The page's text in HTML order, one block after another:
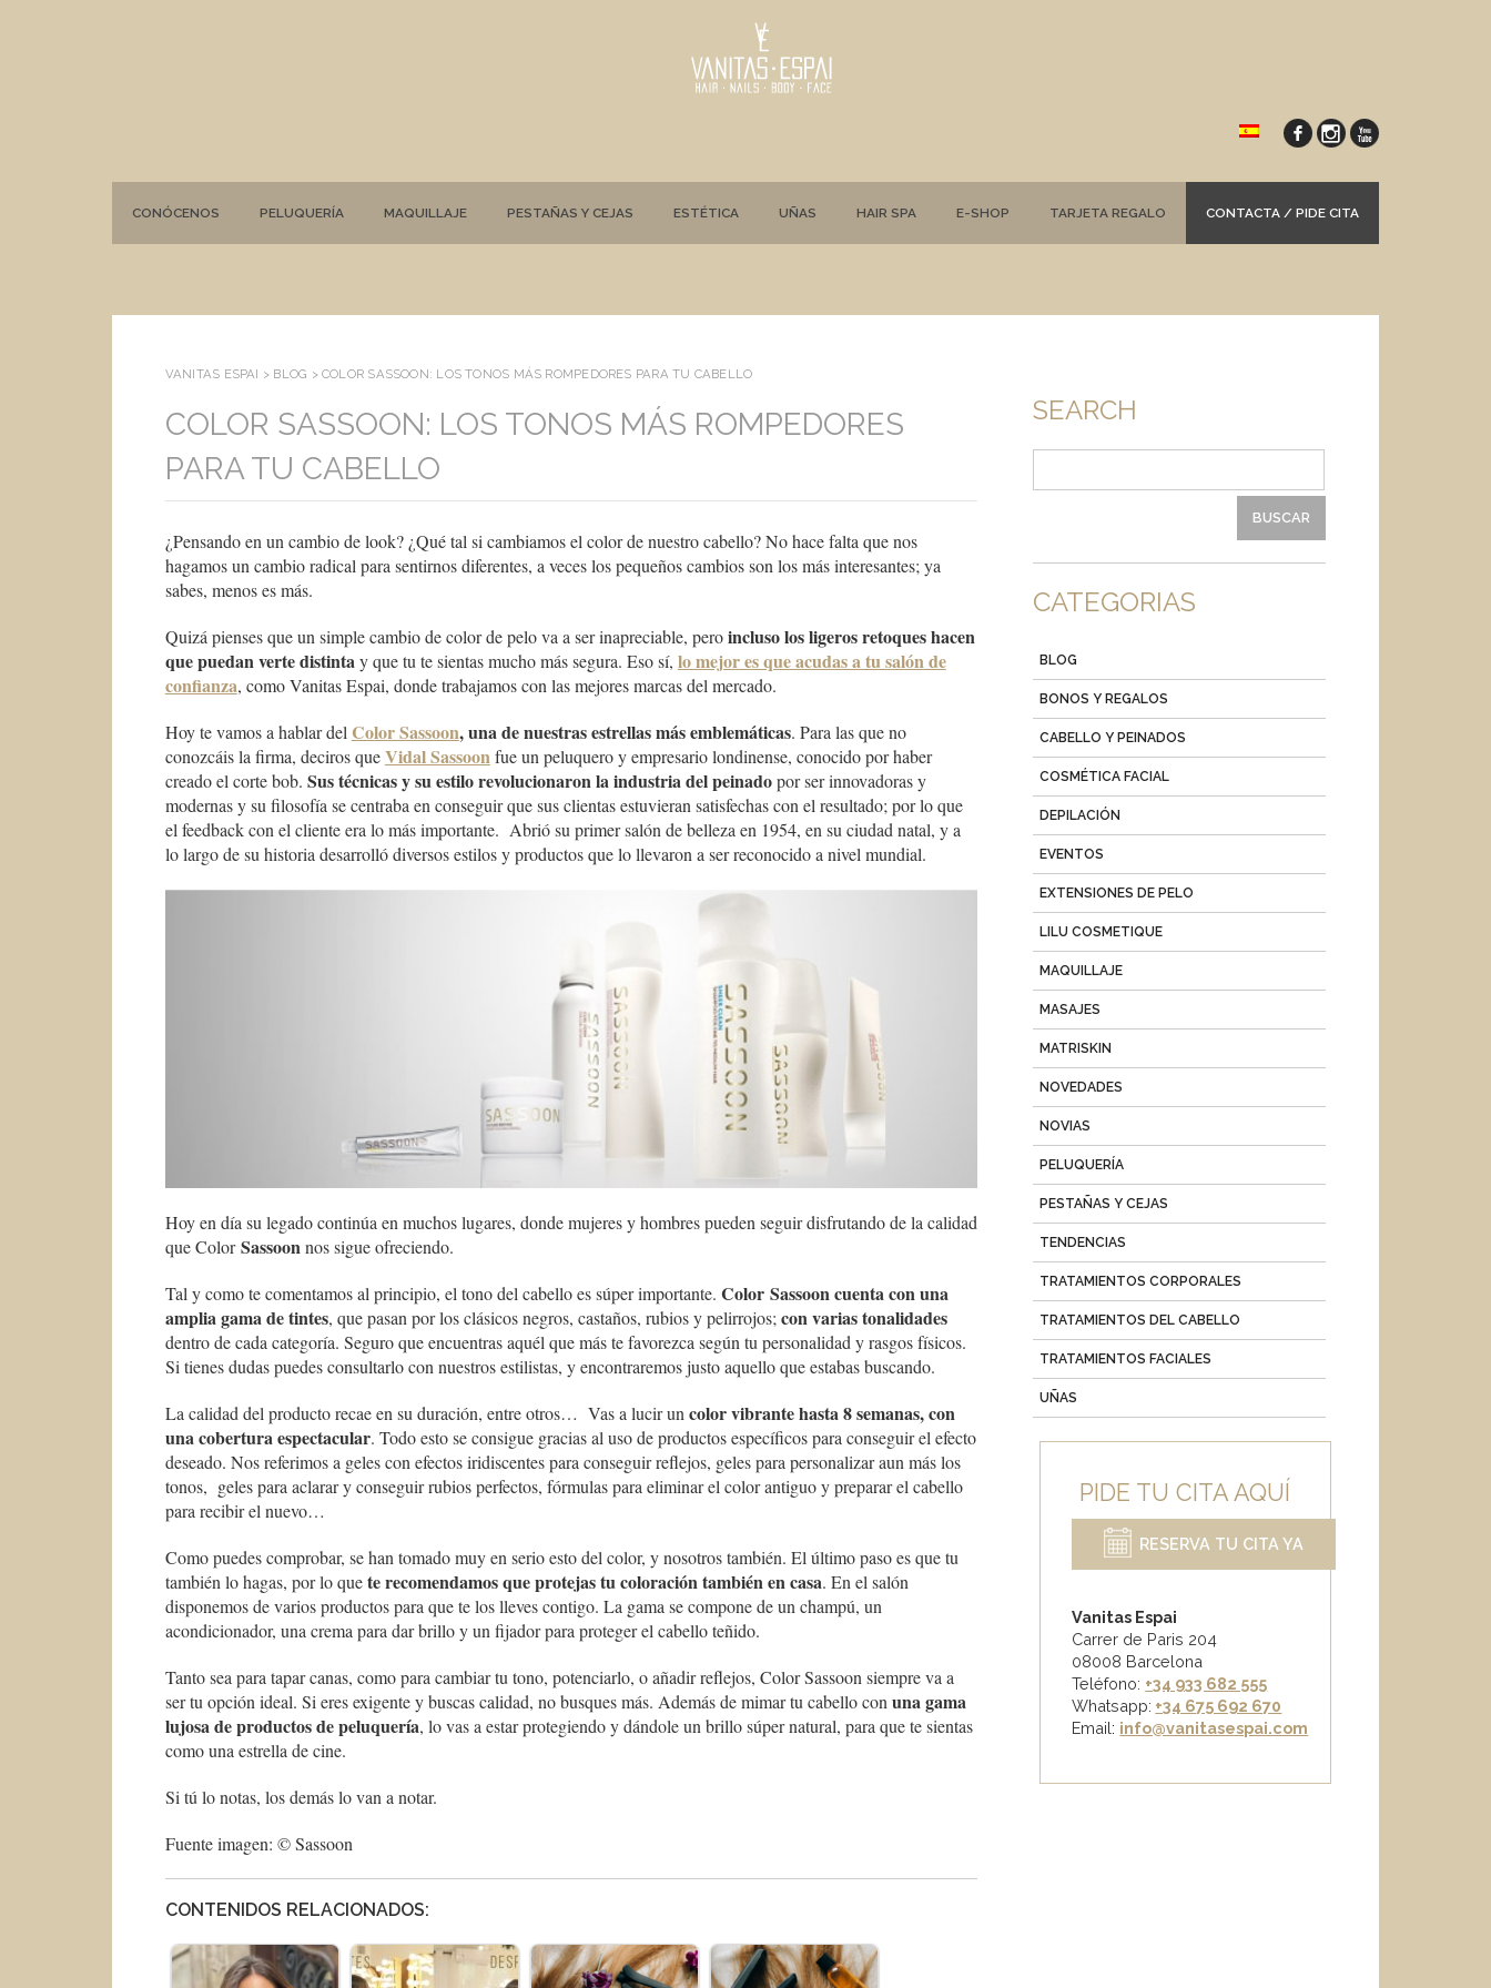
CONÓCENOS PELUQUERÍA MAQUILLAJE PESTAÑAS Y CEJAS ESTÉTICA UÑAS HAIR SPA E-SHOP TARJETA REGALO CONTACTA / PIDE CITA
VANITAS ESPAI > BLOG > COLOR SASSOON: LOS TONOS MÁS ROMPEDORES PARA TU CABELLO
COLOR SASSOON: LOS TONOS MÁS ROMPEDORES
PARA TU CABELLO
¿Pensando en un cambio de look? ¿Qué tal si cambiamos el color de nuestro cabello? No hace falta que nos
hagamos un cambio radical para sentirnos diferentes, a veces los pequeños cambios son los más interesantes; ya
sabes, menos es más.
Quizá pienses que un simple cambio de color de pelo va a ser inapreciable, peroincluso los ligeros retoques hacen
que puedan verte distinta y que tu te sientas mucho más segura. Eso sí, lo mejor es que acudas a tu salón de
confianza, como Vanitas Espai, donde trabajamos con las mejores marcas del mercado.
Hoy te vamos a hablar del Color Sassoon, una de nuestras estrellas más emblemáticas. Para las que no
conozcáis la firma, deciros queVidal Sassoon fue un peluquero y empresario londinense, conocido por haber
creado el corte bob. Sus técnicas y su estilo revolucionaron la industria del peinadopor ser innovadoras y
modernas y su filosofía se centraba en conseguir que sus clientas estuvieran satisfechas con el resultado; por lo que
el feedback con el cliente era lo más importante. Abrió su primer salón de belleza en 1954, en su ciudad natal, y a
lo largo de su historia desarrolló diversos estilos y productos que lo llevaron a ser reconocido a nivel mundial.
Hoy en día su legado continúa en muchos lugares, donde mujeres y hombres pueden seguir disfrutando de la calidad
que ColorSassoon nos sigue ofreciendo.
Tal y como te comentamos al principio, el tono del cabello es súper importante. Color Sassoon cuenta con una
amplia gama de tintes, que pasan por los clásicos negros, castaños, rubios y pelirrojos; con varias tonalidades
dentro de cada categoría. Seguro que encuentras aquél que más te favorezca según tu personalidad y rasgos físicos.
Si tienes dudas puedes consultarlo con nuestros estilistas, y encontraremos justo aquello que estabas buscando.
La calidad del producto recae en su duración, entre otros… Vas a lucir un color vibrante hasta 8 semanas, con
una cobertura espectacular. Todo esto se consigue gracias al uso de productos específicos para conseguir el efecto
deseado. Nos referimos a geles con efectos iridiscentes para conseguir reflejos, geles para personalizar aun más los
tonos, geles para aclarar y conseguir rubios perfectos, fórmulas para eliminar el color antiguo y preparar el cabello
para recibir el nuevo…
Como puedes comprobar, se han tomado muy en serio esto del color, y nosotros también. El último paso es que tu
también lo hagas, por lo quete recomendamos que protejas tu coloración también en casa. En el salón
disponemos de varios productos para que te los lleves contigo. La gama se compone de un champú, un
acondicionador, una crema para dar brillo y un fijador para proteger el cabello teñido.
Tanto sea para tapar canas, como para cambiar tu tono, potenciarlo, o añadir reflejos, Color Sassoon siempre va a
ser tu opción ideal. Si eres exigente y buscas calidad, no busques más. Además de mimar tu cabello con una gama
lujosa de productos de peluquería, lo vas a estar protegiendo y dándole un brillo súper natural, para que te sientas
como una estrella de cine.
Si tú lo notas, los demás lo van a notar.
Fuente imagen: © Sassoon
CONTENIDOS RELACIONADOS:
SEARCH
CATEGORIAS
BLOG
BONOS Y REGALOS
CABELLO Y PEINADOS
COSMÉTICA FACIAL
DEPILACIÓN
EVENTOS
EXTENSIONES DE PELO
LILU COSMETIQUE
MAQUILLAJE
MASAJES
MATRISKIN
NOVEDADES
NOVIAS
PELUQUERÍA
PESTAÑAS Y CEJAS
TENDENCIAS
TRATAMIENTOS CORPORALES
TRATAMIENTOS DEL CABELLO
TRATAMIENTOS FACIALES
UÑAS
PIDE TU CITA AQUÍ
RESERVA TU CITA YA
Vanitas Espai
Carrer de Paris 204
08008 Barcelona
Teléfono: +34 933 682 555
Whatsapp: +34 675 692 670
Email: info@vanitasespai.com